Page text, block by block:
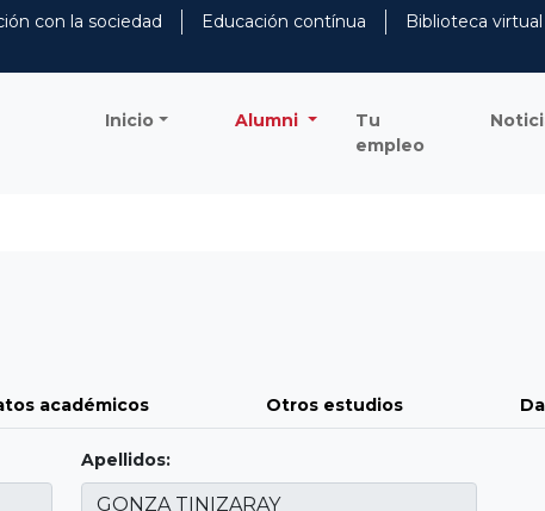
con la sociedad Educación contínua
Biblioteca virtual
Inicio Alumni
Tu
empleo
académicos Otros estudios
Apellidos: